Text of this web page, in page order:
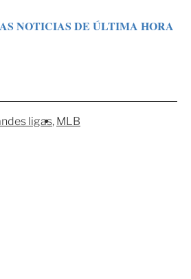
NOTICIAS DE ÚLTIMA HORA
ligas MLB